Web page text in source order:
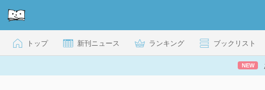
トップ 新刊ニュース ランキング ブックリスト
NEW